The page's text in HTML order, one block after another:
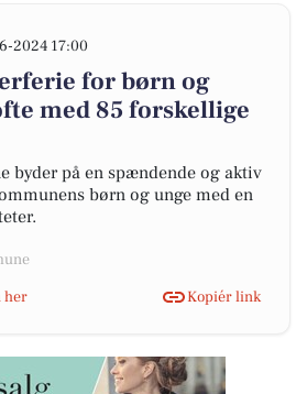
2024 17:00
for børn og
med 85 forskellige
byder på en spændende og aktiv
børn og unge med en
her
Kopiér link